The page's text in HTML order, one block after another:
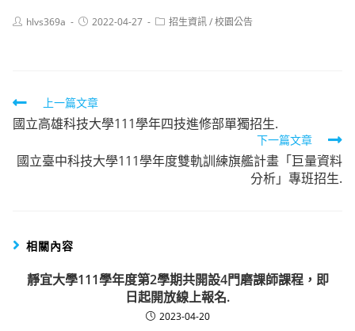
Posthlvs369a
Post2022-04-27
Post招生資訊/校園公告
Read
more
articles
上一篇文章
國立高雄科技大學111學年四技進修部單獨招生.
下一篇文章
國立臺中科技大學111學年度雙軌訓練旗艦計畫「巨量資料
分析」專班招生.
相關內容
靜宜大學111學年度第2學期共開設4門磨課師課程，即
日起開放線上報名.
2023-04-20